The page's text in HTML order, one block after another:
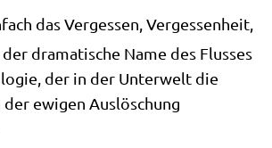
das Ver­ges­sen, Vergessenheit,
dra­ma­ti­sche Name des Flus­ses
der in der Unter­welt die
ewi­gen Aus­lö­schung